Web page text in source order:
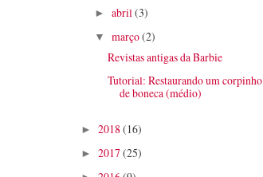
► abril(3)
▼ março(2)
Revistas antigas da Barbie
Tutorial: Restaurando um corpinho
de boneca (médio)
► 2018(16)
► 2017(25)